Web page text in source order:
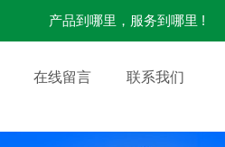
产品到哪里，服务到哪里 !
在线留言 联系我们